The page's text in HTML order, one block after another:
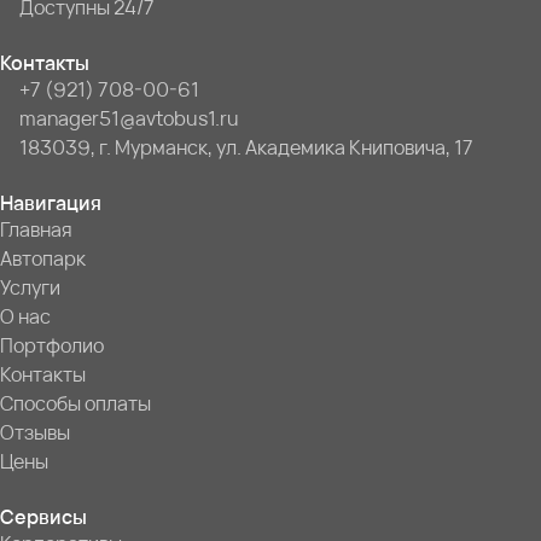
Доступны 24/7
Контакты
+7 (921) 708-00-61
manager51@avtobus1.ru
183039, г. Мурманск, ул. Академика Книповича, 17
Навигация
Главная
Автопарк
Услуги
О нас
Портфолио
Контакты
Способы оплаты
Отзывы
Цены
Сервисы